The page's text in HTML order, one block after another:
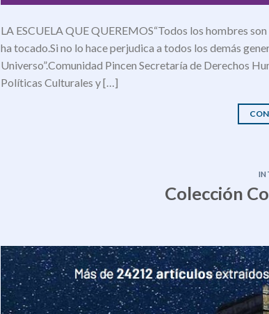
LA ESCUELA QUE QUEREMOS“Todos los hombres
ha tocado.Si no lo hace perjudica a todos los demás
Universo”.Comunidad Pincen Secretaría de Derechos
Políticas Culturales y […]
Colección